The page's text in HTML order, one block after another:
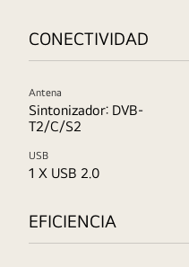
CONECTIVIDAD
Antena
Sintonizador: DVB-
T2/C/S2
USB
1 X USB 2.0
EFICIENCIA